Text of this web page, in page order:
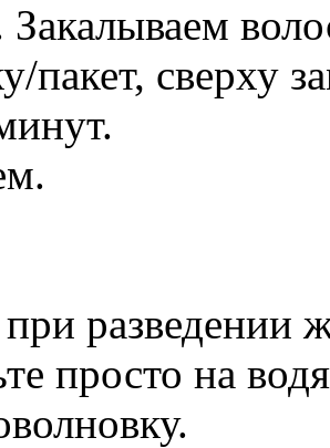
Закалываем
пакет, сверху
разведении
просто на